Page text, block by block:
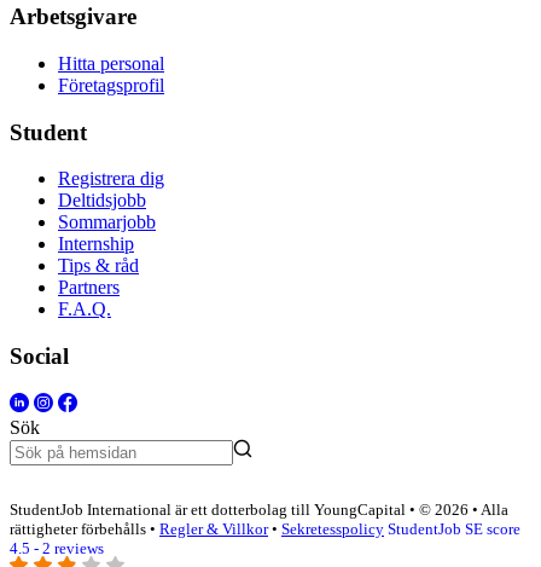
Arbetsgivare
Hitta personal
Företagsprofil
Student
Registrera dig
Deltidsjobb
Sommarjobb
Internship
Tips & råd
Partners
F.A.Q.
Social
Sök
StudentJob International är ett dotterbolag till YoungCapital • © 2026 • Alla
rättigheter förbehålls • Regler & Villkor• Sekretesspolicy StudentJob SE score
4.5 - 2 reviews